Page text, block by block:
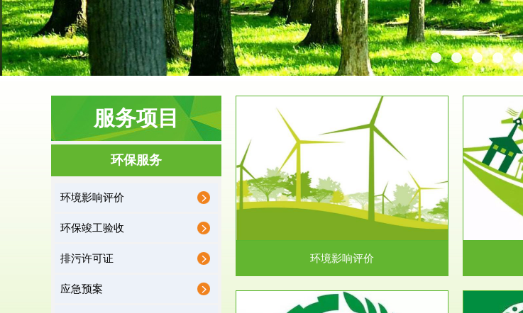
服务项目
环保服务
环境影响评价
环保竣工验收
排污许可证
应急预案
服务范围
环境影响评价
据《中华人民共和国环境保护法》第十九条 编制
有关开发利用规划，建...
环境影响评价
服务范围
环保竣工验收
根据《建设项目环境保护管理条例》第十七条 编
制环境影响报告书、...
排污许